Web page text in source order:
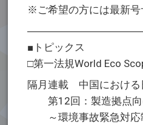
※ご希望の方には最新号
■トピックス
□第一法規World Eco
隔月連載 中国における
第12回：製造拠点向
～環境事故緊急対応